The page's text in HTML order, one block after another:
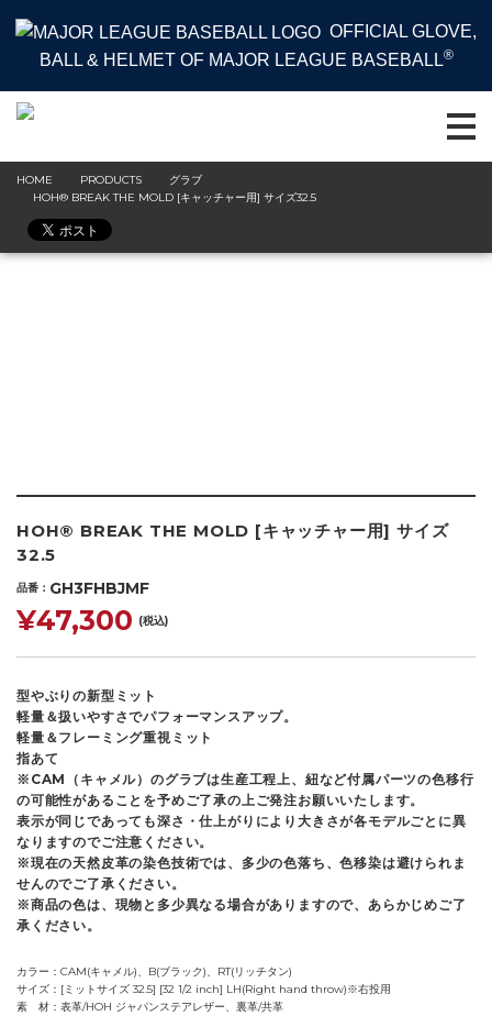
OFFICIAL GLOVE,
BALL & HELMET OF MAJOR LEAGUE BASEBALL®
HOME PRODUCTS
グラブ
HOH® BREAK THE MOLD [キャッチャー用] サイズ32.5
HOH® BREAK THE MOLD [キャッチャー用] サイズ
32.5
品番 GH3FHBJMF
¥47,300 (税込)
型やぶりの新型ミット
軽量＆扱いやすさでパフォーマンスアップ。
軽量＆フレーミング重視ミット
指あて
※CAM（キャメル）のグラブは生産工程上、紐など付属パーツの色移行
の可能性があることを予めご了承の上ご発注お願いいたします。
表示が同じであっても深さ・仕上がりにより大きさが各モデルごとに異
なりますのでご注意ください。
※現在の天然皮革の染色技術では、多少の色落ち、色移染は避けられま
せんのでご了承ください。
※商品の色は、現物と多少異なる場合がありますので、あらかじめご了
承ください。
カラー
CAM(キャメル)、B(ブラック)、RT(リッチタン)
サイズ
[ミットサイズ 32.5] [32 1/2 inch] LH(Right hand throw)※右投用
素 材
表革/HOH ジャパンステアレザー、裏革/共革